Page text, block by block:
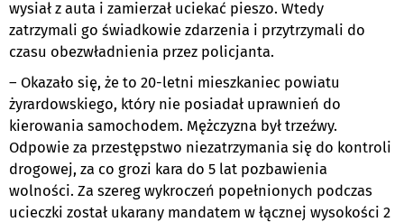
wysiał z auta i zamierzał uciekać pieszo. Wtedy
zatrzymali go świadkowie zdarzenia i przytrzymali do
czasu obezwładnienia przez policjanta.
– Okazało się, że to 20-letni mieszkaniec powiatu
żyrardowskiego, który nie posiadał uprawnień do
kierowania samochodem. Mężczyzna był trzeźwy.
Odpowie za przestępstwo niezatrzymania się do kontroli
drogowej, za co grozi kara do 5 lat pozbawienia
wolności. Za szereg wykroczeń popełnionych podczas
ucieczki został ukarany mandatem w łącznej wysokości 2